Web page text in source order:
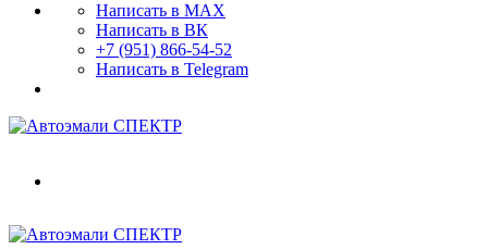
Написать в MAX
Написать в ВК
+7 (951) 866-54-52
Написать в Telegram